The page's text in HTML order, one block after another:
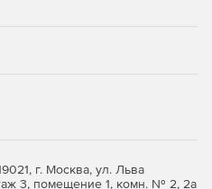
программные
(SAM):
приложениями.
г. Москва, ул. Льва
3, помещение 1, комн. № 2, 2а